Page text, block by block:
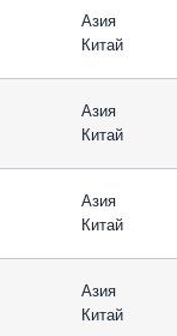
Азия
Китай
Азия
Китай
Азия
Китай
Азия
Китай